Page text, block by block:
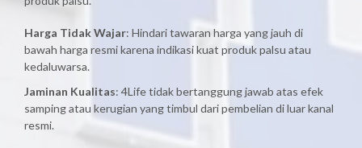
Harga Tidak Wajar: Hindari tawaran harga yang jauh di
bawah harga resmi karena indikasi kuat produk palsu atau
kedaluwarsa.
Jaminan Kualitas: 4Life tidak bertanggung jawab atas efek
samping atau kerugian yang timbul dari pembelian di luar kanal
resmi.